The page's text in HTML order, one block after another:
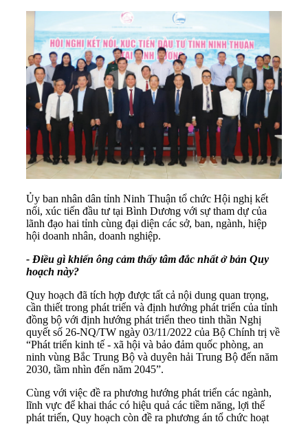
Ủy ban nhân dân tỉnh Ninh Thuận tổ chức Hội nghị kết
nối, xúc tiến đầu tư tại Bình Dương với sự tham dự của
lãnh đạo hai tỉnh cùng đại diện các sở, ban, ngành, hiệp
hội doanh nhân, doanh nghiệp.
- Điều gì khiến ông cảm thấy tâm đắc nhất ở bản Quy
hoạch này?
Quy hoạch đã tích hợp được tất cả nội dung quan trọng,
cần thiết trong phát triển và định hướng phát triển của tỉnh
đồng bộ với định hướng phát triển theo tinh thần Nghị
quyết số 26-NQ/TW ngày 03/11/2022 của Bộ Chính trị về
“Phát triển kinh tế - xã hội và bảo đảm quốc phòng, an
ninh vùng Bắc Trung Bộ và duyên hải Trung Bộ đến năm
2030, tầm nhìn đến năm 2045”.
Cùng với việc đề ra phương hướng phát triển các ngành,
lĩnh vực để khai thác có hiệu quả các tiềm năng, lợi thế
phát triển, Quy hoạch còn đề ra phương án tổ chức hoạt